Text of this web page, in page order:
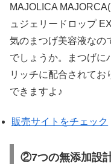
MAJOLICA
ュジェリードロップ
気のまつげ美容液なの
でしょうか。まつげに
リッチに配合されて
できますよ♪
販売サイトをチェック
②7つの無添加設